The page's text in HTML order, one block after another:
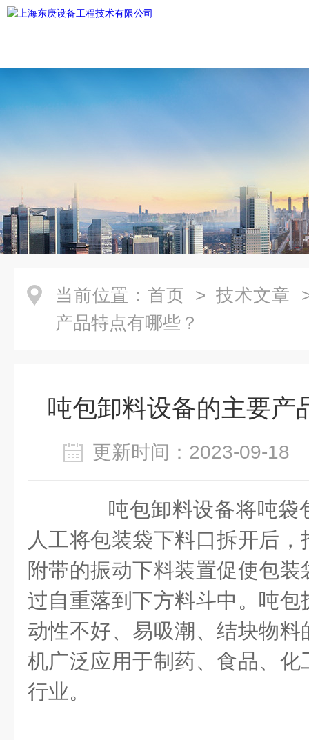
当前位置： 首页 > 技术文章
产品特点有哪些？
吨包卸料设备的主要产
更新时间：2023-09-
吨包卸料设备将吨袋
人工将包装袋下料口拆开后
附带的振动下料装置促使包
过自重落到下方料斗中。吨
动性不好、易吸潮、结块物
机广泛应用于制药、食品、
行业。